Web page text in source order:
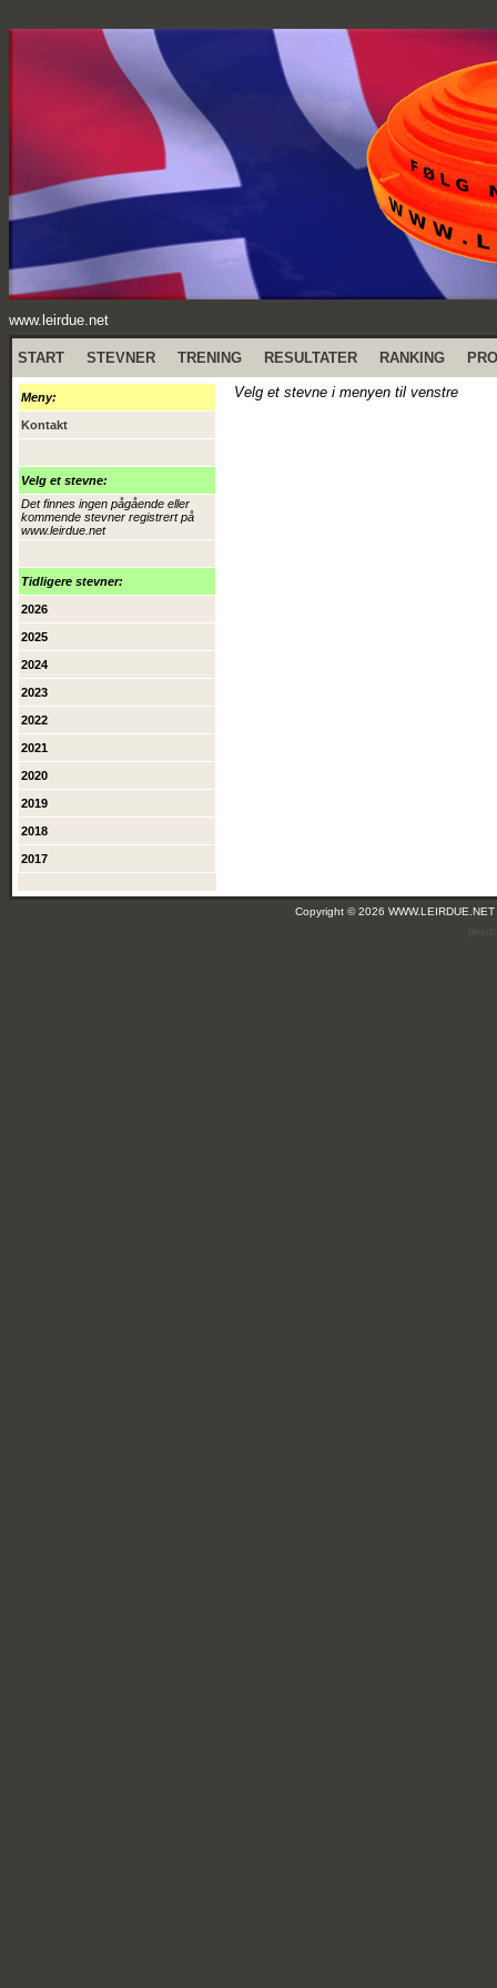
www.leirdue.net
START STEVNER TRENING RESULTATER RANKING
Meny:
Kontakt
Velg et stevne:
Det finnes ingen pågående eller
kommende stevner registrert på
www.leirdue.net
Tidligere stevner:
2026
2025
2024
2023
2022
2021
2020
2019
2018
2017
Velg et stevne i menyen til venstre
Copyright © 2026